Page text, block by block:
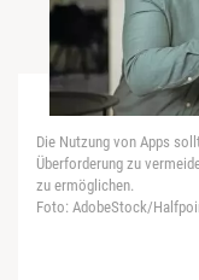
Die Nutzung von Apps
Überforderung zu
zu ermöglichen.
Foto: AdobeStock/